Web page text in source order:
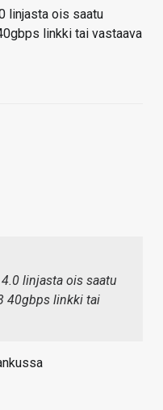
linjasta ois saatu
linkki tai vastaava
linjasta ois saatu
40gbps linkki tai